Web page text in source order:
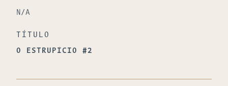
N/A
TÍTULO
O ESTRUPÍCIO #2